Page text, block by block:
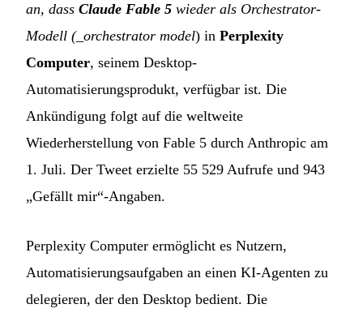
an, dass Claude Fable 5 wieder als Orchestrator-
Modell (_orchestrator model) in Perplexity
Computer, seinem Desktop-
Automatisierungsprodukt, verfügbar ist. Die
Ankündigung folgt auf die weltweite
Wiederherstellung von Fable 5 durch Anthropic am
1. Juli. Der Tweet erzielte 55 529 Aufrufe und 943
„Gefällt mir“-Angaben.
Perplexity Computer ermöglicht es Nutzern,
Automatisierungsaufgaben an einen KI-Agenten zu
delegieren, der den Desktop bedient. Die